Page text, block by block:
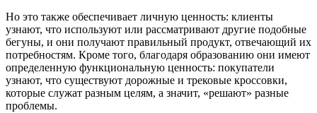
Но это также обеспечивает личную ценность: клиенты
узнают, что используют или рассматривают другие подобные
бегуны, и они получают правильный продукт, отвечающий их
потребностям. Кроме того, благодаря образованию они имеют
определенную функциональную ценность: покупатели
узнают, что существуют дорожные и трековые кроссовки,
которые служат разным целям, а значит, «решают» разные
проблемы.